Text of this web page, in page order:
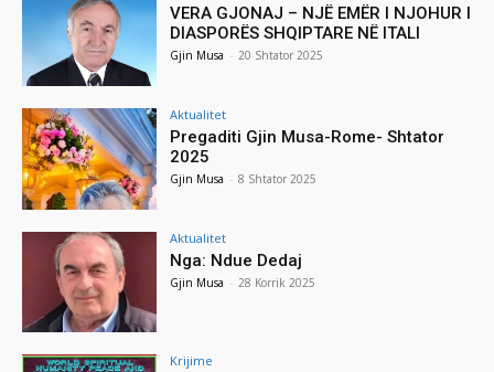
VERA GJONAJ – NJË EMËR I NJOHUR I
DIASPORËS SHQIPTARE NË ITALI
Gjin Musa - 20 Shtator 2025
Aktualitet
Pregaditi Gjin Musa-Rome- Shtator
2025
Gjin Musa - 8 Shtator 2025
Aktualitet
Nga: Ndue Dedaj
Gjin Musa - 28 Korrik 2025
Krijime